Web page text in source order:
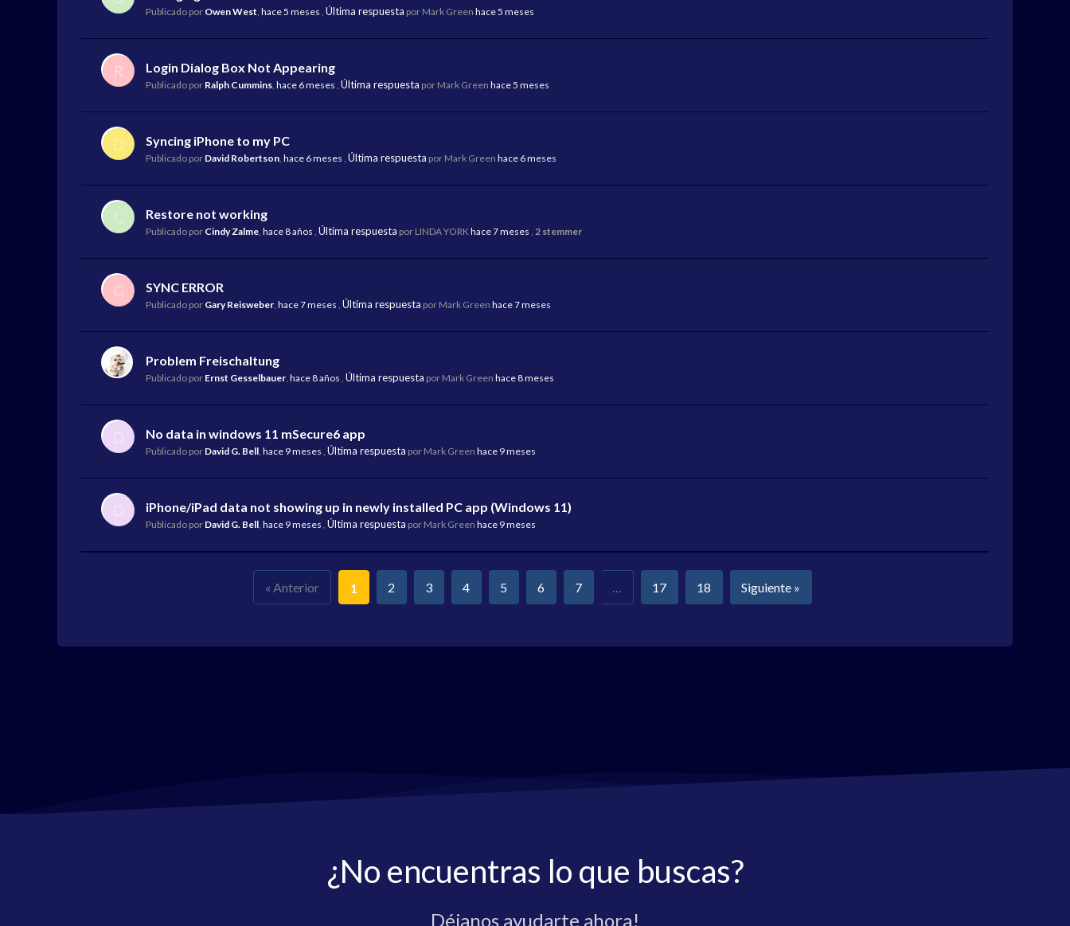
Publicado por Owen West, hace 5 meses , Última respuesta por Mark Green hace 5 meses
R Login Dialog Box Not Appearing
Publicado por Ralph Cummins, hace 6 meses , Última respuesta por Mark Green hace 5 meses
D Syncing iPhone to my PC
Publicado por David Robertson, hace 6 meses , Última respuesta por Mark Green hace 6 meses
C Restore not working
Publicado por Cindy Zalme, hace 8 años , Última respuesta por LINDA YORKhace 7 meses , 2 stemmer
G SYNC ERROR
Publicado por Gary Reisweber, hace 7 meses , Última respuesta por Mark Green hace 7 meses
Problem Freischaltung
Publicado por Ernst Gesselbauer, hace 8 años , Última respuesta por Mark Green hace 8 meses
D No data in windows 11 mSecure6 app
Publicado por David G. Bell, hace 9 meses , Última respuesta por Mark Green hace 9 meses
D iPhone/iPad data not showing up in newly installed PC app (Windows 11)
Publicado por David G. Bell, hace 9 meses , Última respuesta por Mark Green hace 9 meses
« Anterior 1 2 3 4 5 6 7 … 17 18 Siguiente »
¿No encuentras lo que buscas?
Déjanos ayudarte ahora!